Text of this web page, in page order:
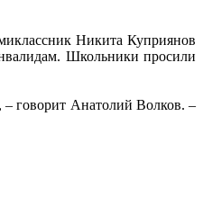
Никита Куприянов
Школьники просили
– говорит Анатолий Волков. –